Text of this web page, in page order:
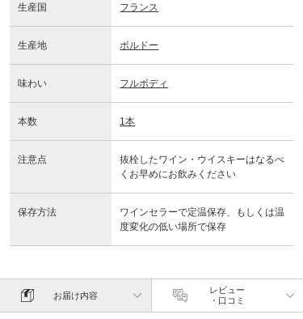
生産国 フランス
生産地 ボルドー
味わい フルボディ
本数 1本
注意点
抜栓したワイン・ウイスキーはなるべ
くお早めにお飲みください
保存方法
ワインセラーで定温保存、もしくは温
度変化の低い場所で保存
お届け内容
レビュー
・口コミ